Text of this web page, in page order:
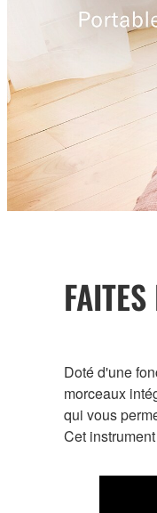
Doté d'une
morceaux
qui vous
Cet